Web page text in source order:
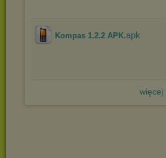
Kompas 1.2.2 APK.apk
więcej